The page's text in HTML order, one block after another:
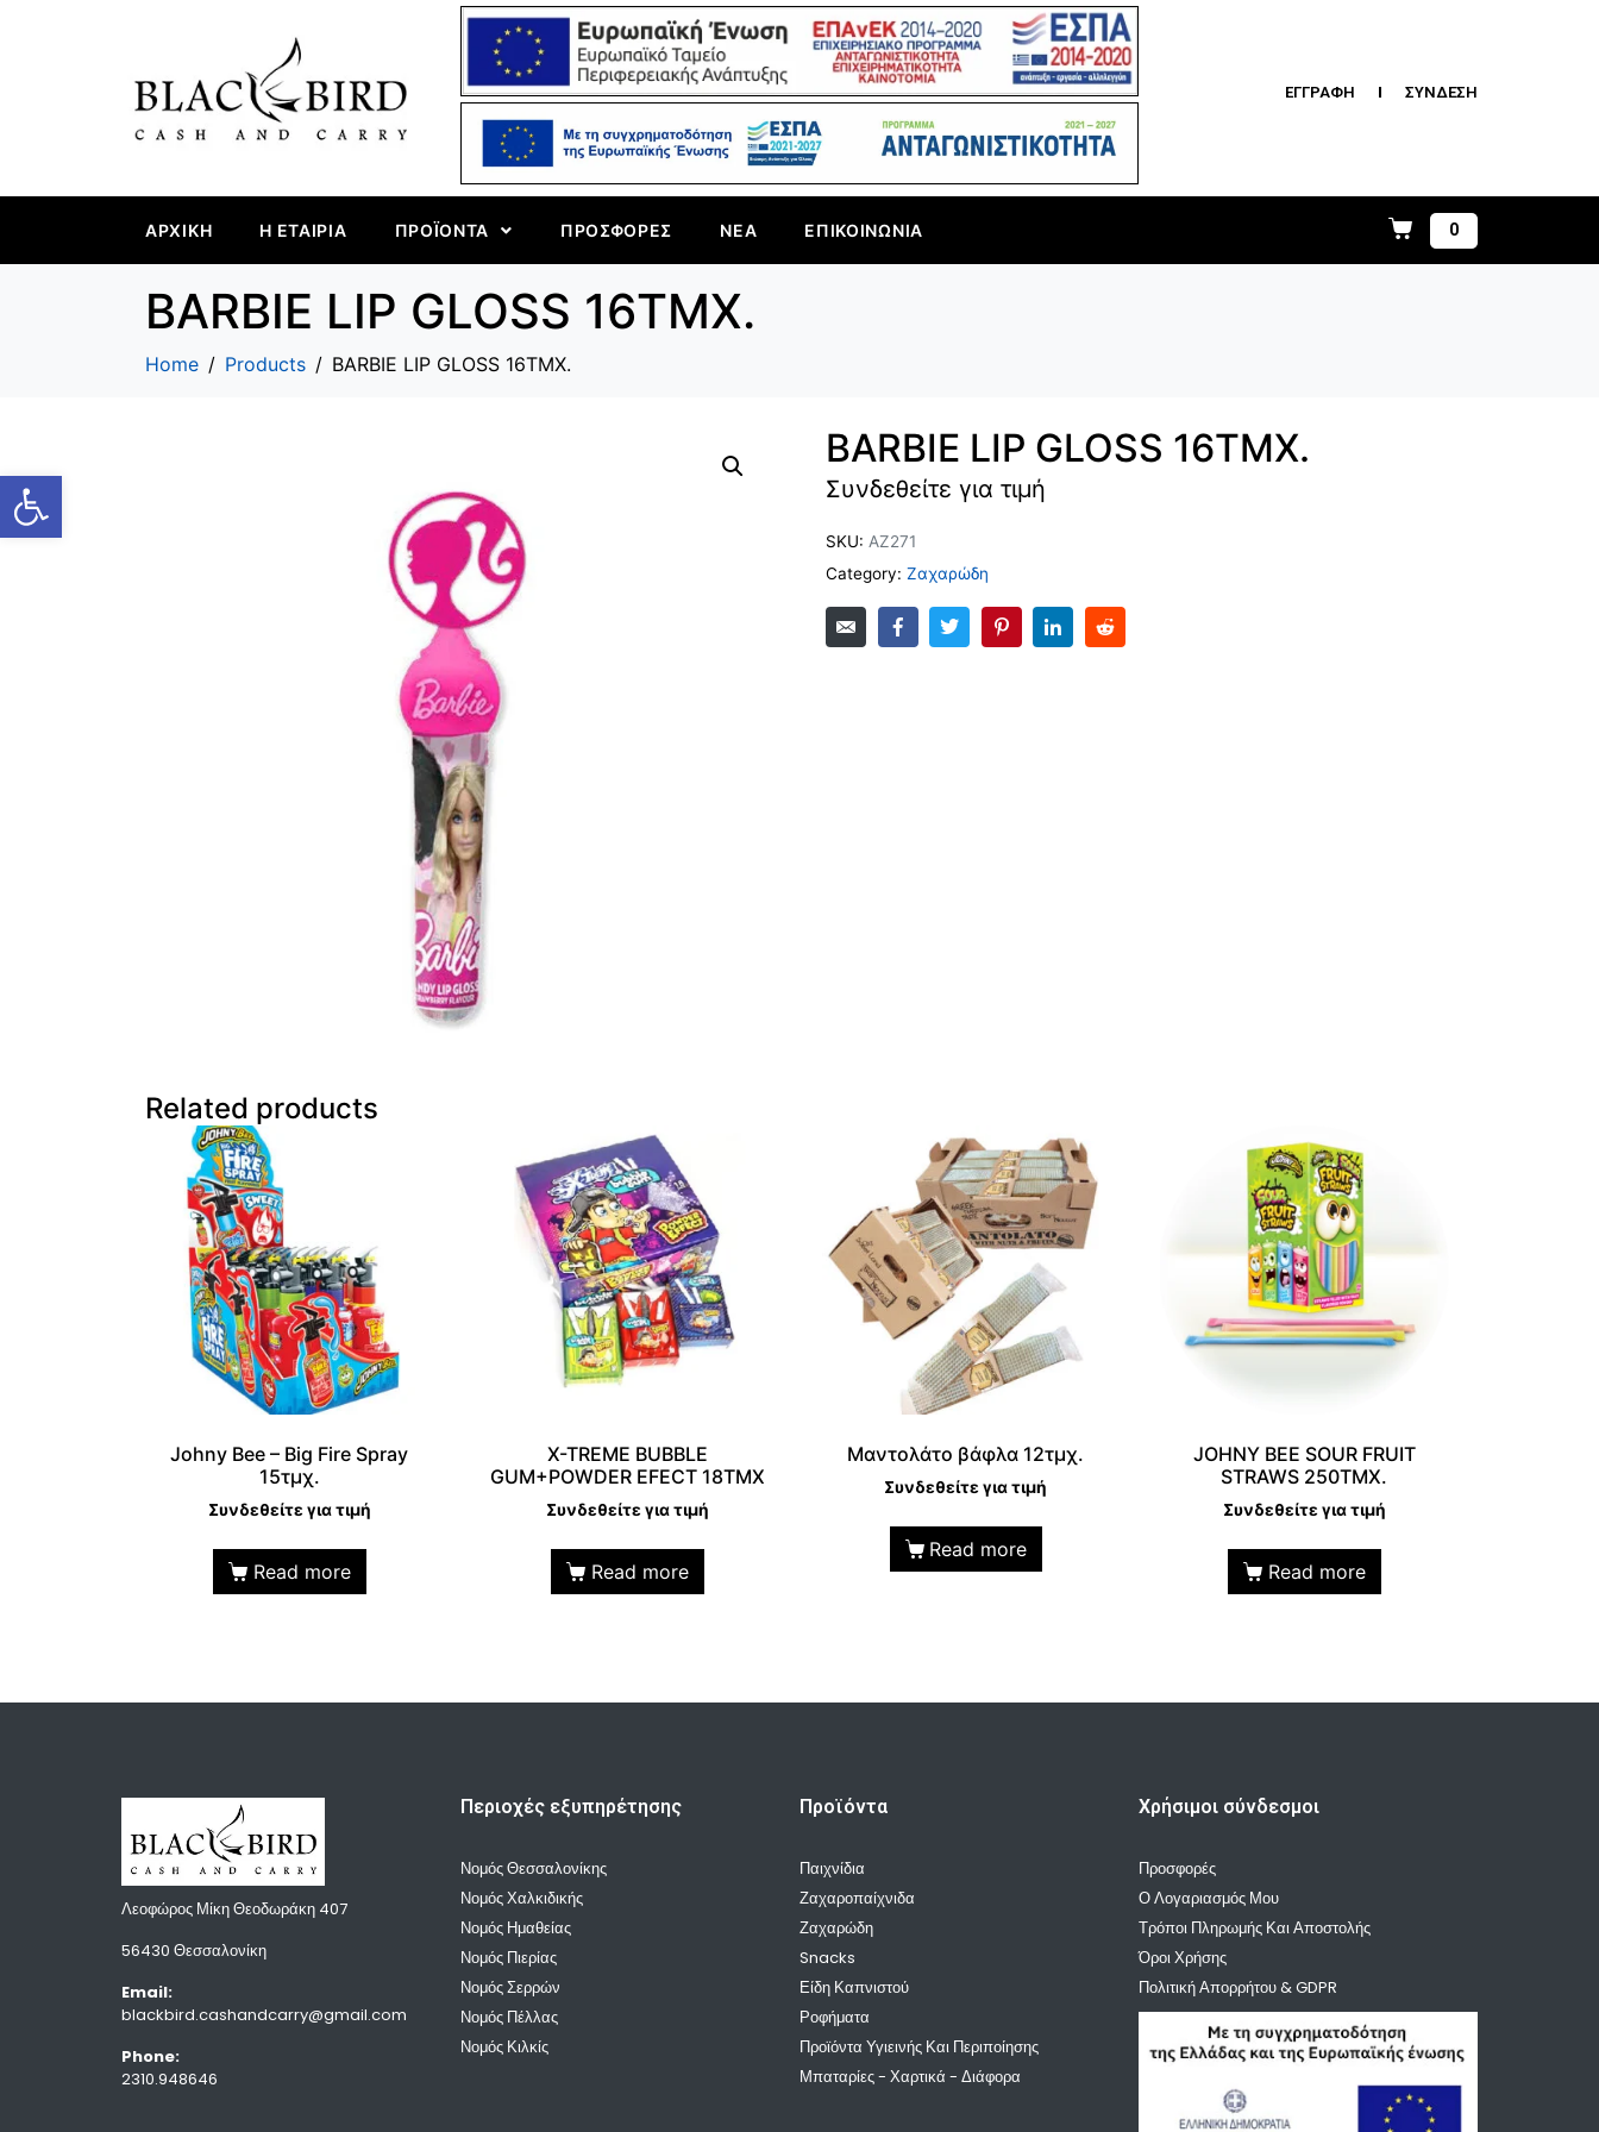
Ανοίξτε τη γραμμή εργαλείων
ΕΓΓΡΑΦΗ ΣΥΝΔΕΣΗ
ΑΡΧΙΚΉ Η ΕΤΑΙΡΊΑ ΠΡΟΪΌΝΤΑ ΠΡΟΣΦΟΡΈΣ ΝΈΑ ΕΠΙΚΟΙΝΩΝΊΑ 0
BARBIE LIP GLOSS 16TMX.
Home Products BARBIE LIP GLOSS 16TMX.
BARBIE LIP GLOSS 16TMX.
Συνδεθείτε για τιμή
SKU: AZ271
Category: Ζαχαρώδη
Related products
Johny Bee – Big Fire Spray
15τμχ.
Συνδεθείτε για τιμή
Read more
X-TREME BUBBLE
GUM+POWDER EFECT 18TMX
Συνδεθείτε για τιμή
Read more
Μαντολάτο βάφλα 12τμχ.
Συνδεθείτε για τιμή
Read more
JOHNY BEE SOUR FRUIT
STRAWS 250TMX.
Συνδεθείτε για τιμή
Read more
Λεοφώρος Μίκη Θεοδωράκη 407
56430 Θεσσαλονίκη
Email:
blackbird.cashandcarry@gmail.com
Phone:
2310.948646
Περιοχές εξυπηρέτησης
Νομός Θεσσαλονίκης
Νομός Χαλκιδικής
Νομός Ημαθείας
Νομός Πιερίας
Νομός Σερρών
Νομός Πέλλας
Νομός Κιλκίς
Προϊόντα
Παιχνίδια
Ζαχαροπαίχνιδα
Ζαχαρώδη
Snacks
Είδη Καπνιστού
Ροφήματα
Προϊόντα Υγιεινής Και Περιποίησης
Μπαταρίες - Χαρτικά - Διάφορα
Χρήσιμοι σύνδεσμοι
Προσφορές
Ο Λογαριασμός Μου
Τρόποι Πληρωμής Και Αποστολής
Όροι Χρήσης
Πολιτική Απορρήτου & GDPR